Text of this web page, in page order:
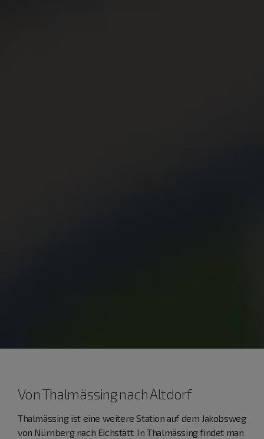
Von Thalmässing nach Altdorf
Thalmässing ist eine weitere Station auf dem Jakobsweg
von Nürnberg nach Eichstätt. In Thalmässing findet man